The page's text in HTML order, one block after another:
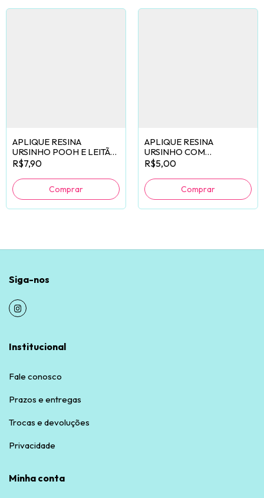
APLIQUE RESINA
URSINHO POOH E LEITÃO
- 10 UNIDADES
R$7,90
APLIQUE RESINA
URSINHO COM
MORANGO - 6 UNIDADES
R$5,00
Siga-nos
Institucional
Fale conosco
Prazos e entregas
Trocas e devoluções
Privacidade
Minha conta